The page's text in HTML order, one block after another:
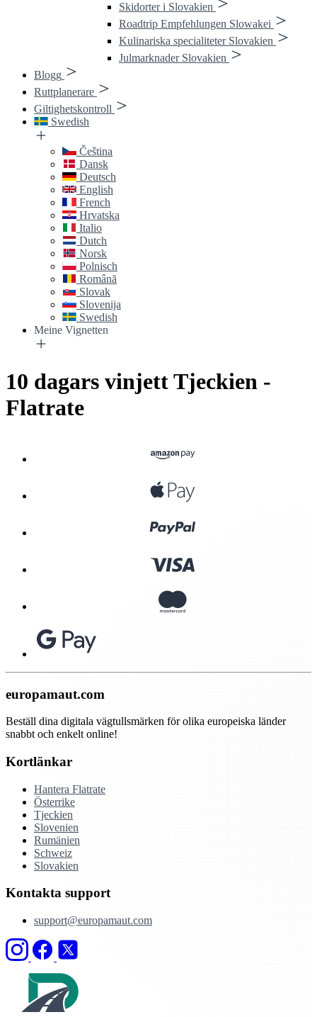
Skidorter i Slovakien
Roadtrip Empfehlungen Slowakei
Kulinariska specialiteter Slovakien
Julmarknader Slovakien
Blogg
Ruttplanerare
Giltighetskontroll
Swedish
Čeština
Dansk
Deutsch
English
French
Hrvatska
Italio
Dutch
Norsk
Polnisch
Română
Slovak
Slovenija
Swedish
Meine Vignetten
10 dagars vinjett Tjeckien -
Flatrate
europamaut.com
Beställ dina digitala vägtullsmärken för olika europeiska länder
snabbt och enkelt online!
Kortlänkar
Hantera Flatrate
Österrike
Tjeckien
Slovenien
Rumänien
Schweiz
Slovakien
Kontakta support
support@europamaut.com